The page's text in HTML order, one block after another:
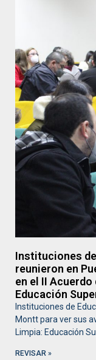
Instituciones
reunieron en
en el II
Educación
Instituciones de
Montt para ver sus
Limpia: Educación
REVISAR »